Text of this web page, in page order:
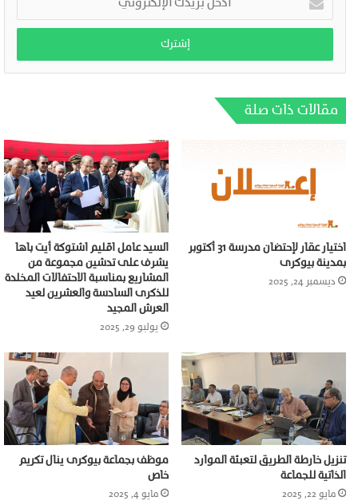
بريدك
الإلكتروني
مقالات ذات صلة
اختيار عقار لإحتضان مدرسة 31 أكتوبر
بمدينة بيوكرى
ديسمبر 24, 2025
السيد عامل اقليم اشتوكة أيت باها
يشرف على تدشين مجموعة من
المشاريع بمناسبة الاحتفالات المخلدة
للذكرى السادسة والعشرين لعيد
العرش المجيد
يوليو 29, 2025
تنزيل خارطة الطريق لتعبئة الموارد
الذاتية للجماعة
مايو 22, 2025
موظف بجماعة بيوكرى ينال تكريم
خاص
مايو 4, 2025